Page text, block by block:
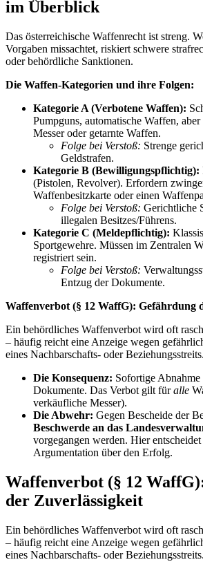
im Überblick
Das österreichische Waffenrecht ist streng.
Vorgaben missachtet, riskiert schwere
oder behördliche Sanktionen.
Die Waffen-Kategorien und ihre Folgen:
Kategorie A (Verbotene Waffen):
Pumpguns, automatische Waffen,
Messer oder getarnte Waffen.
Folge bei Verstoß: Strenge
Geldstrafen.
Kategorie B (Bewilligungspflichtig):
(Pistolen, Revolver). Erfordern
Waffenbesitzkarte oder einen
Folge bei Verstoß: Gerichtliche
illegalen Besitzes/Führens.
Kategorie C (Meldepflichtig):
Sportgewehre. Müssen im Zentralen
registriert sein.
Folge bei Verstoß:
Entzug der Dokumente.
Waffenverbot (§ 12 WaffG): Gefährdung
Ein behördliches Waffenverbot wird oft
– häufig reicht eine Anzeige wegen
eines Nachbarschafts- oder Beziehungsstreits.
Die Konsequenz: Sofortige
Dokumente. Das Verbot gilt füralle
verkäufliche Messer).
Die Abwehr: Gegen Bescheide der
Beschwerde an das
vorgegangen werden. Hier
Argumentation über den Erfolg.
Waffenverbot (§ 12
der Zuverlässigkeit
Ein behördliches Waffenverbot wird oft
– häufig reicht eine Anzeige wegen
eines Nachbarschafts- oder Beziehungsstreits.